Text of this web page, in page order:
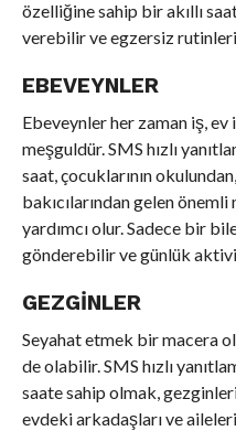
özelliğine sahip bir akıllı
verebilir ve egzersiz
EBEVEYNLER
Ebeveynler her zaman iş,
meşguldür. SMS hızlı
saat, çocuklarının
bakıcılarından gelen
yardımcı olur. Sadece bir
gönderebilir ve günlük
GEZGINLER
Seyahat etmek bir macera
de olabilir. SMS hızlı
saate sahip olmak,
evdeki arkadaşları ve